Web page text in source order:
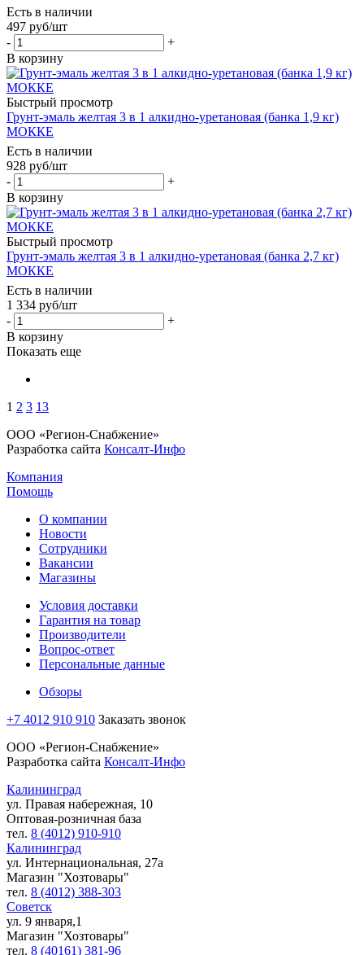
Есть в наличии
497 руб/шт
-
+
В корзину
Быстрый просмотр
Грунт-эмаль желтая 3 в 1 алкидно-уретановая (банка 1,9 кг)
МОККЕ
Есть в наличии
928 руб/шт
-
+
В корзину
Быстрый просмотр
Грунт-эмаль желтая 3 в 1 алкидно-уретановая (банка 2,7 кг)
МОККЕ
Есть в наличии
1 334 руб/шт
-
+
В корзину
Показать еще
1 2 3 13
ООО «Регион-Снабжение»
Разработка сайта Консалт-Инфо
Компания
Помощь
О компании
Новости
Сотрудники
Вакансии
Магазины
Условия доставки
Гарантия на товар
Производители
Вопрос-ответ
Персональные данные
Обзоры
+7 4012 910 910 Заказать звонок
ООО «Регион-Снабжение»
Разработка сайта Консалт-Инфо
Калининград
ул. Правая набережная, 10
Оптовая-розничная база
тел. 8 (4012) 910-910
Калининград
ул. Интернациональная, 27а
Магазин "Хозтовары"
тел. 8 (4012) 388-303
Советск
ул. 9 января,1
Магазин "Хозтовары"
тел. 8 (40161) 381-96